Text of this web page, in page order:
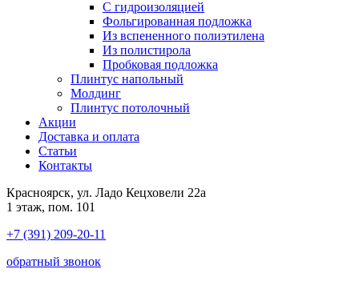
С гидроизоляцией
Фольгированная подложка
Из вспененного полиэтилена
Из полистирола
Пробковая подложка
Плинтус напольный
Молдинг
Плинтус потолочный
Акции
Доставка и оплата
Cтатьи
Контакты
Красноярск, ул. Ладо Кецховели 22а
1 этаж, пом. 101
+7 (391) 209-20-11
обратный звонок